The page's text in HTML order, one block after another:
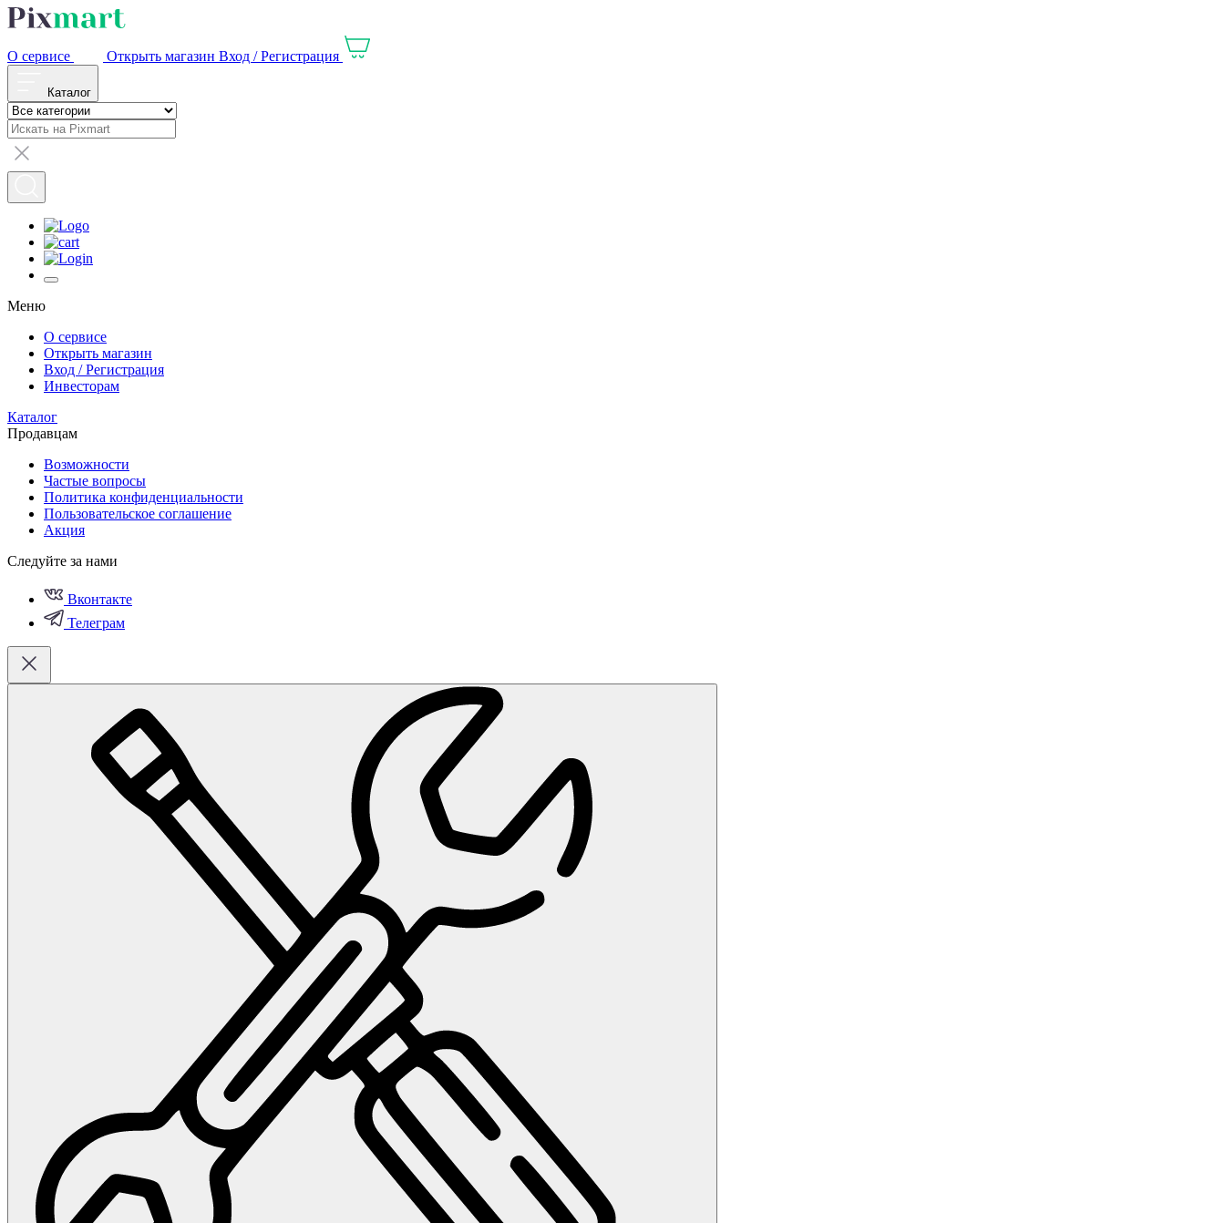
О сервисе Открыть магазин Вход / Регистрация
Каталог
Меню
О сервисе
Открыть магазин
Вход / Регистрация
Инвесторам
Каталог
Продавцам
Возможности
Частые вопросы
Политика конфиденциальности
Пользовательское соглашение
Акция
Следуйте за нами
Вконтакте
Телеграм